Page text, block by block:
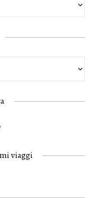
viaggi